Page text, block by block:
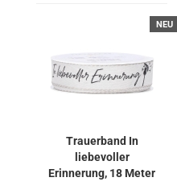
NEU
Trauerband In
liebevoller
Erinnerung, 18 Meter